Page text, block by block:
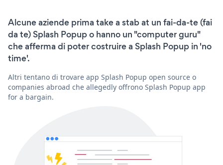
Alcune aziende prima take a stab at un fai-da-te (fai
da te) Splash Popup o hanno un "computer guru"
che afferma di poter costruire a Splash Popup in 'no
time'.
Altri tentano di trovare app Splash Popup open source o
companies abroad che allegedly offrono Splash Popup app
for a bargain.